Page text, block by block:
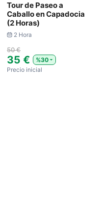
Tour de Paseo a
Caballo en Capadocia
(2 Horas)
2 Hora
50 €
35 €
%30
Precio inicial